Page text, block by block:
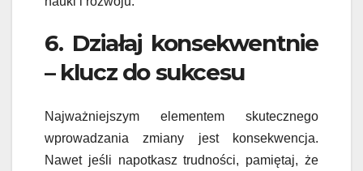
6. Działaj konsekwentnie
– klucz do sukcesu
Najważniejszym elementem skutecznego
wprowadzania zmiany jest konsekwencja.
Nawet jeśli napotkasz trudności, pamiętaj, że